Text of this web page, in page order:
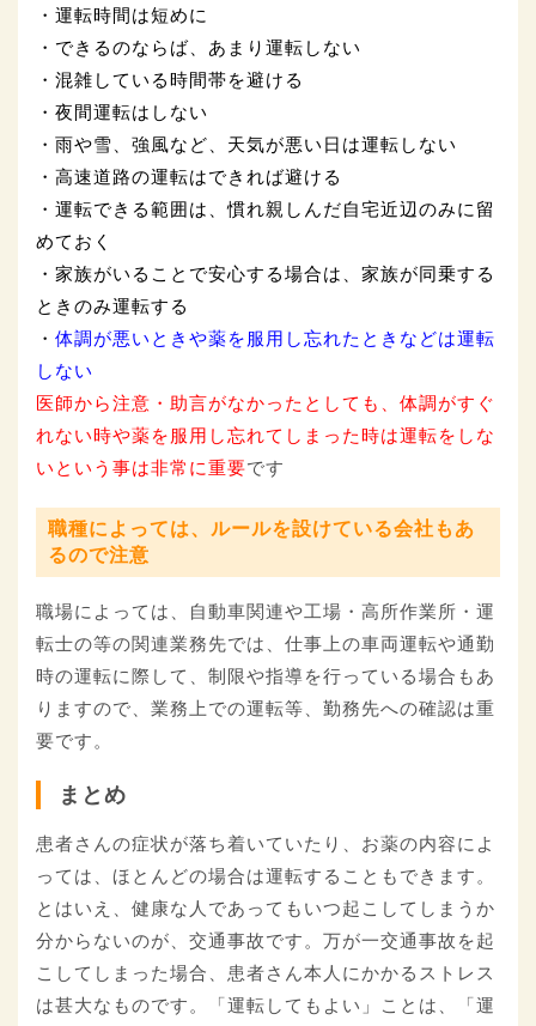
・運転時間は短めに
・できるのならば、あまり運転しない
・混雑している時間帯を避ける
・夜間運転はしない
・雨や雪、強風など、天気が悪い日は運転しない
・高速道路の運転はできれば避ける
・運転できる範囲は、慣れ親しんだ自宅近辺のみに留
めておく
・家族がいることで安心する場合は、家族が同乗する
ときのみ運転する
・ 体調が悪いときや薬を服用し忘れたときなどは運転
しない
医師から注意・助言がなかったとしても、体調がすぐ
れない時や薬を服用し忘れてしまった時は運転をしな
いという事は非常に重要です
職種によっては、ルールを設けている会社もあ
るので注意
職場によっては、自動車関連や工場・高所作業所・運
転士の等の関連業務先では、仕事上の車両運転や通勤
時の運転に際して、制限や指導を行っている場合もあ
りますので、業務上での運転等、勤務先への確認は重
要です。
まとめ
患者さんの症状が落ち着いていたり、お薬の内容によ
っては、ほとんどの場合は運転することもできます。
とはいえ、健康な人であってもいつ起こしてしまうか
分からないのが、交通事故です。万が一交通事故を起
こしてしまった場合、患者さん本人にかかるストレス
は甚大なものです。「運転してもよい」ことは、「運